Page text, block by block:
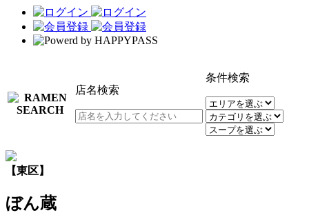
店名検索
条件検索
【東区】
ぼん蔵